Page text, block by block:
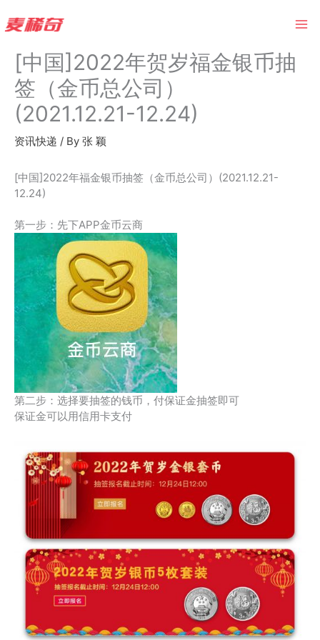
to
[中国]2022年贺岁福金银币抽
签（金币总公司）
(2021.12.21-12.24)
资讯快递 / By 张 颖
[中国]2022年福金银币抽签（金币总公司）(2021.12.21-
12.24)
第一步：先下APP金币云商
第二步：选择要抽签的钱币，付保证金抽签即可
保证金可以用信用卡支付